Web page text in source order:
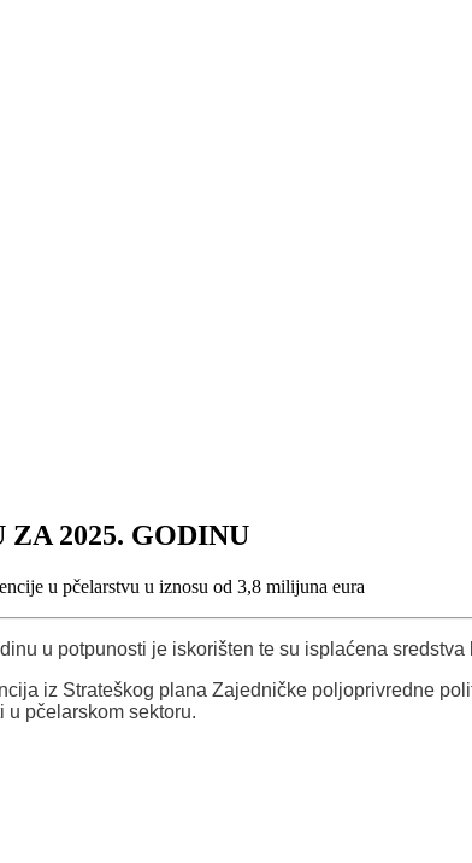
2025. GODINU
u pčelarstvu u iznosu od 3,8 milijuna eura
u potpunosti je iskorišten te su isplaćena
iz Strateškog plana Zajedničke poljoprivredne
u pčelarskom sektoru.